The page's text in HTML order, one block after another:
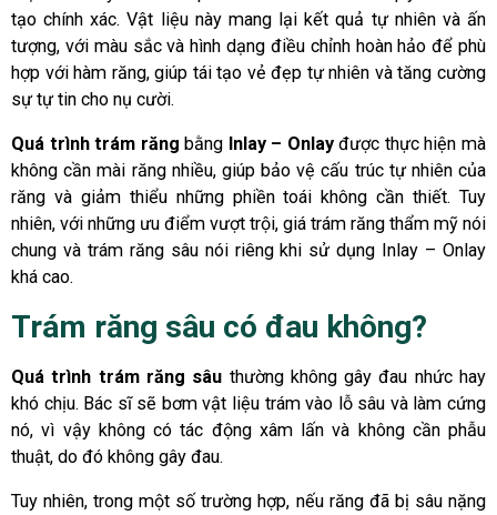
tạo chính xác. Vật liệu này mang lại kết quả tự nhiên và ấn
tượng, với màu sắc và hình dạng điều chỉnh hoàn hảo để phù
hợp với hàm răng, giúp tái tạo vẻ đẹp tự nhiên và tăng cường
sự tự tin cho nụ cười.
Quá trình trám răng bằng Inlay – Onlayđược thực hiện mà
không cần mài răng nhiều, giúp bảo vệ cấu trúc tự nhiên của
răng và giảm thiểu những phiền toái không cần thiết. Tuy
nhiên, với những ưu điểm vượt trội, giá trám răng thẩm mỹ nói
chung và trám răng sâu nói riêng khi sử dụng Inlay – Onlay
khá cao.
Trám răng sâu có đau không?
Quá trình trám răng sâu thường không gây đau nhức hay
khó chịu. Bác sĩ sẽ bơm vật liệu trám vào lỗ sâu và làm cứng
nó, vì vậy không có tác động xâm lấn và không cần phẫu
thuật, do đó không gây đau.
Tuy nhiên, trong một số trường hợp, nếu răng đã bị sâu nặng